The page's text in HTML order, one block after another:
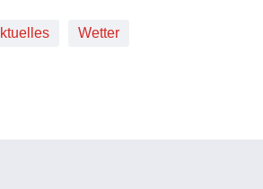
Wetter